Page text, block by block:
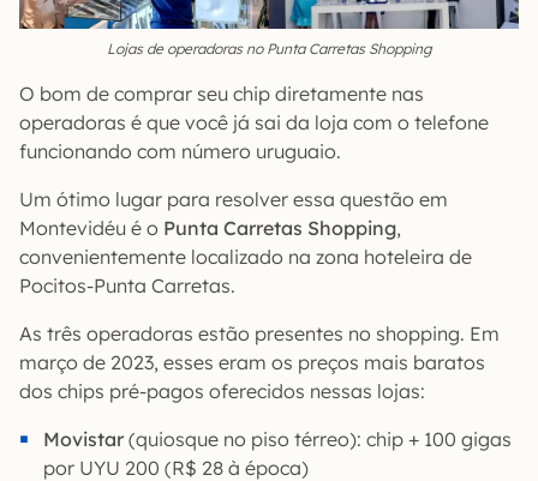
Lojas de operadoras no Punta Carretas Shopping
O bom de comprar seu chip diretamente nas
operadoras é que você já sai da loja com o telefone
funcionando com número uruguaio.
Um ótimo lugar para resolver essa questão em
Montevidéu é o Punta Carretas Shopping,
convenientemente localizado na zona hoteleira de
Pocitos-Punta Carretas.
As três operadoras estão presentes no shopping. Em
março de 2023, esses eram os preços mais baratos
dos chips pré-pagos oferecidos nessas lojas:
Movistar (quiosque no piso térreo): chip + 100 gigas
por UYU 200 (R$ 28 à época)